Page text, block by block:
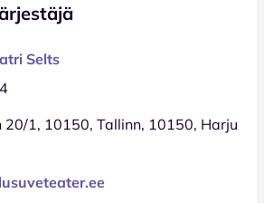
Selts
20/1, 10150, Tallinn, 10150, Harju